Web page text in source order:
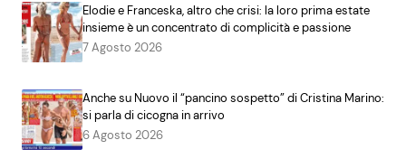
Elodie e Franceska, altro che crisi: la loro prima estate
insieme è un concentrato di complicità e passione
7 Agosto 2026
Anche su Nuovo il “pancino sospetto” di Cristina Marino:
si parla di cicogna in arrivo
6 Agosto 2026